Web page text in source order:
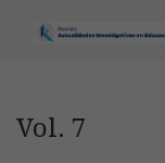
Vol. 7